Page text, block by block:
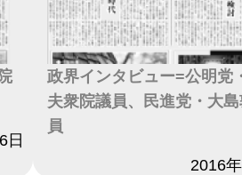
日
政界インタビュー=公明党
夫衆院議員、民進党・大
員
2016